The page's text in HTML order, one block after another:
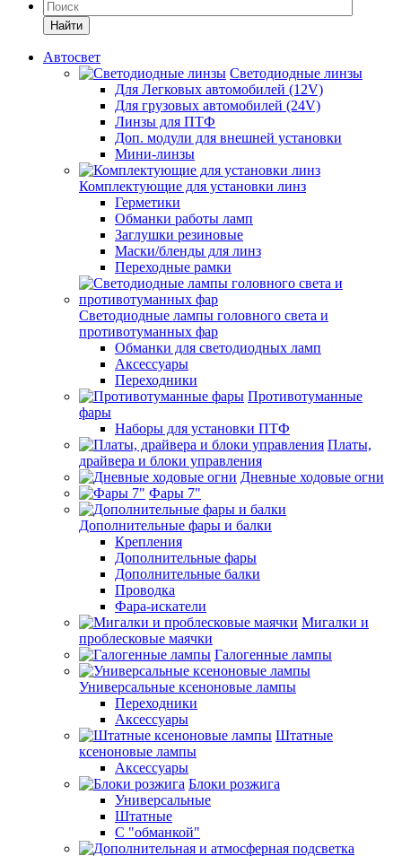
Найти
Автосвет
Светодиодные линзы
Для Легковых автомобилей (12V)
Для грузовых автомобилей (24V)
Линзы для ПТФ
Доп. модули для внешней установки
Мини-линзы
Комплектующие для установки линз
Герметики
Обманки работы ламп
Заглушки резиновые
Маски/бленды для линз
Переходные рамки
Светодиодные лампы головного света и
противотуманных фар
Обманки для светодиодных ламп
Аксессуары
Переходники
Противотуманные
фары
Наборы для установки ПТФ
Платы,
драйвера и блоки управления
Дневные ходовые огни
Фары 7"
Дополнительные фары и балки
Крепления
Дополнительные фары
Дополнительные балки
Проводка
Фара-искатели
Мигалки и
проблесковые маячки
Галогенные лампы
Универсальные ксеноновые лампы
Переходники
Аксессуары
Штатные
ксеноновые лампы
Аксессуары
Блоки розжига
Универсальные
Штатные
С "обманкой"